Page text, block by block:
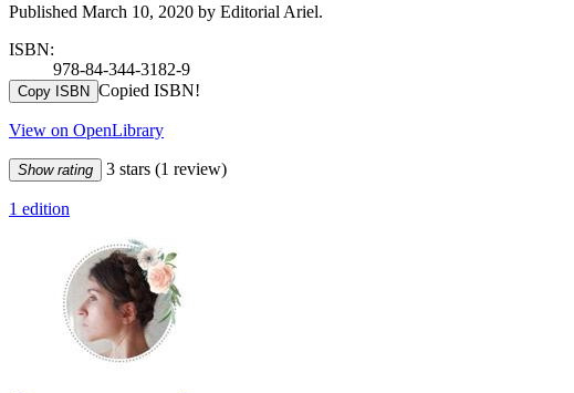
Published March 10, 2020 by Editorial Ariel.
ISBN:
978-84-344-3182-9
Copy ISBN Copied ISBN!
View on OpenLibrary
Show rating 3 stars (1 review)
1 edition